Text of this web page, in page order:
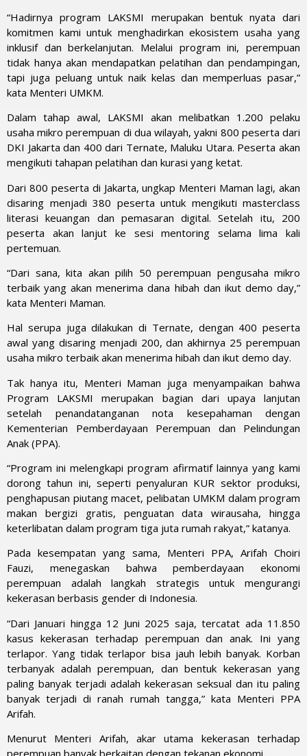
“Hadirnya program LAKSMI merupakan bentuk nyata dari
komitmen kami untuk menghadirkan ekosistem usaha yang
inklusif dan berkelanjutan. Melalui program ini, perempuan
tidak hanya akan mendapatkan pelatihan dan pendampingan,
tapi juga peluang untuk naik kelas dan memperluas pasar,”
kata Menteri UMKM.
Dalam tahap awal, LAKSMI akan melibatkan 1.200 pelaku
usaha mikro perempuan di dua wilayah, yakni 800 peserta dari
DKI Jakarta dan 400 dari Ternate, Maluku Utara. Peserta akan
mengikuti tahapan pelatihan dan kurasi yang ketat.
Dari 800 peserta di Jakarta, ungkap Menteri Maman lagi, akan
disaring menjadi 380 peserta untuk mengikuti masterclass
literasi keuangan dan pemasaran digital. Setelah itu, 200
peserta akan lanjut ke sesi mentoring selama lima kali
pertemuan.
“Dari sana, kita akan pilih 50 perempuan pengusaha mikro
terbaik yang akan menerima dana hibah dan ikut demo day,”
kata Menteri Maman.
Hal serupa juga dilakukan di Ternate, dengan 400 peserta
awal yang disaring menjadi 200, dan akhirnya 25 perempuan
usaha mikro terbaik akan menerima hibah dan ikut demo day.
Tak hanya itu, Menteri Maman juga menyampaikan bahwa
Program LAKSMI merupakan bagian dari upaya lanjutan
setelah penandatanganan nota kesepahaman dengan
Kementerian Pemberdayaan Perempuan dan Pelindungan
Anak (PPA).
“Program ini melengkapi program afirmatif lainnya yang kami
dorong tahun ini, seperti penyaluran KUR sektor produksi,
penghapusan piutang macet, pelibatan UMKM dalam program
makan bergizi gratis, penguatan data wirausaha, hingga
keterlibatan dalam program tiga juta rumah rakyat,” katanya.
Pada kesempatan yang sama, Menteri PPA, Arifah Choiri
Fauzi, menegaskan bahwa pemberdayaan ekonomi
perempuan adalah langkah strategis untuk mengurangi
kekerasan berbasis gender di Indonesia.
“Dari Januari hingga 12 Juni 2025 saja, tercatat ada 11.850
kasus kekerasan terhadap perempuan dan anak. Ini yang
terlapor. Yang tidak terlapor bisa jauh lebih banyak. Korban
terbanyak adalah perempuan, dan bentuk kekerasan yang
paling banyak terjadi adalah kekerasan seksual dan itu paling
banyak terjadi di ranah rumah tangga,” kata Menteri PPA
Arifah.
Menurut Menteri Arifah, akar utama kekerasan terhadap